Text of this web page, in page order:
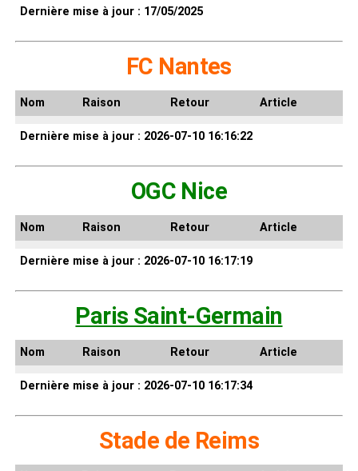
Dernière mise à jour : 17/05/2025
FC Nantes
Nom Raison Retour Article
Dernière mise à jour : 2026-07-10 16:16:22
OGC Nice
Nom Raison Retour Article
Dernière mise à jour : 2026-07-10 16:17:19
Paris Saint-Germain
Nom Raison Retour Article
Dernière mise à jour : 2026-07-10 16:17:34
Stade de Reims